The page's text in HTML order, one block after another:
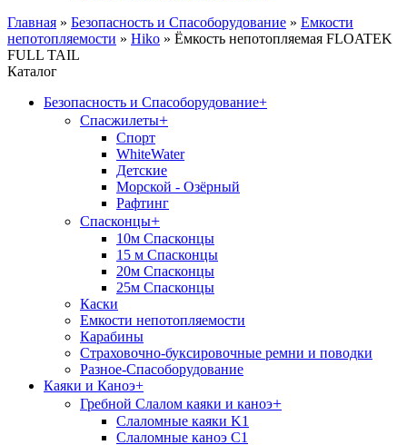
Главная » Безопасность и Спасоборудование » Емкости
непотопляемости » Hiko » Ёмкость непотопляемая FLOATEK
FULL TAIL
Каталог
Безопасность и Спасоборудование+
Спасжилеты+
Спорт
WhiteWater
Детские
Морской - Озёрный
Рафтинг
Спасконцы+
10м Спасконцы
15 м Спасконцы
20м Спасконцы
25м Спасконцы
Каски
Емкости непотопляемости
Карабины
Страховочно-буксировочные ремни и поводки
Разное-Спасоборудование
Каяки и Каноэ+
Гребной Слалом каяки и каноэ+
Слаломные каяки K1
Слаломные каноэ С1